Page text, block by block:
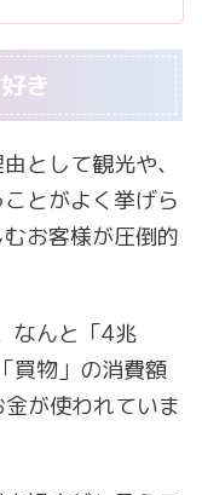
き
として観光や、
とがよく挙げら
お客様が圧倒的
なんと「4兆
買物」の消費額
が使われていま